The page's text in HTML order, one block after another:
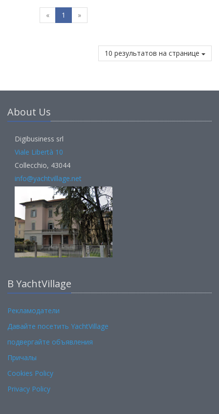
« 1 »
10 результатов на странице
About Us
Digibusiness srl
Viale Libertà 10
Collecchio, 43044
info@yachtvillage.net
В YachtVillage
Рекламодатели
Давайте посетить YachtVillage
подвергайте объявления
Причалы
Cookies Policy
Privacy Policy